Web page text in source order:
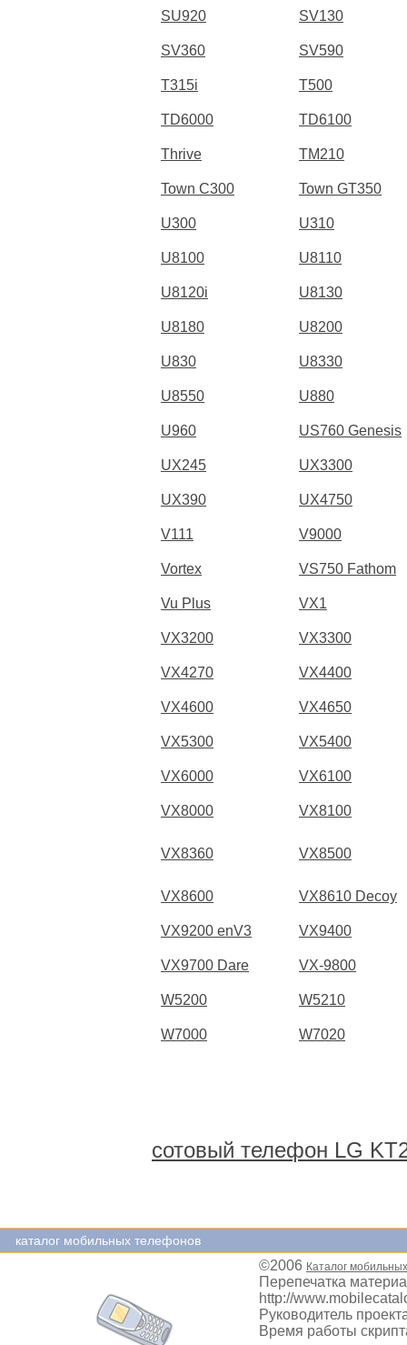
SU920 SV130
SV360 SV590
T315i T500
TD6000 TD6100
Thrive TM210
Town C300 Town GT350
U300 U310
U8100 U8110
U8120i U8130
U8180 U8200
U830 U8330
U8550 U880
U960 US760 Genesis
UX245 UX3300
UX390 UX4750
V111 V9000
Vortex VS750 Fathom
Vu Plus VX1
VX3200 VX3300
VX4270 VX4400
VX4600 VX4650
VX5300 VX5400
VX6000 VX6100
VX8000 VX8100
VX8360 VX8500
VX8600 VX8610 Decoy
VX9200 enV3 VX9400
VX9700 Dare VX-9800
W5200 W5210
W7000 W7020
сотовый телефон LG
каталог мобильных телефонов
©2006 Каталог
Перепечатка
http://
Руководитель
Время работы